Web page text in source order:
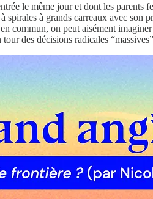
le même jour et dont les
spirales à grands carreaux avec
commun, on peut aisément
des décisions radicales